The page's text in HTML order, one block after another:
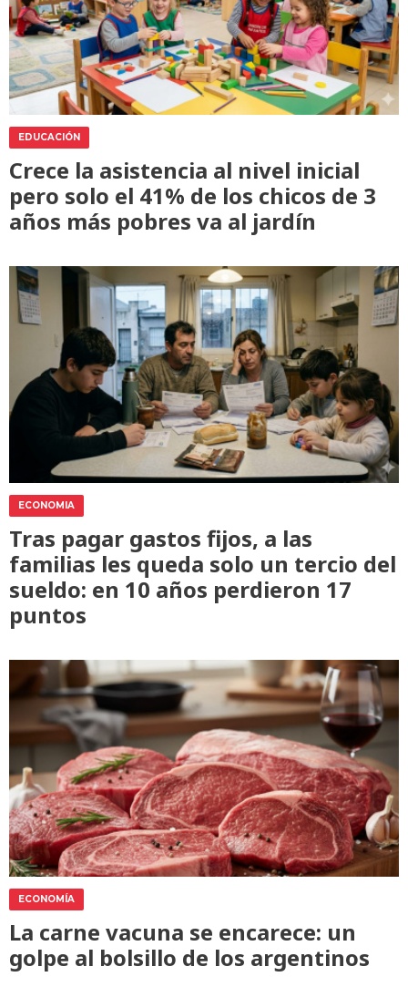
EDUCACIÓN
Crece la asistencia al nivel inicial
pero solo el 41% de los chicos de 3
años más pobres va al jardín
ECONOMIA
Tras pagar gastos fijos, a las
familias les queda solo un tercio del
sueldo: en 10 años perdieron 17
puntos
ECONOMÍA
La carne vacuna se encarece: un
golpe al bolsillo de los argentinos